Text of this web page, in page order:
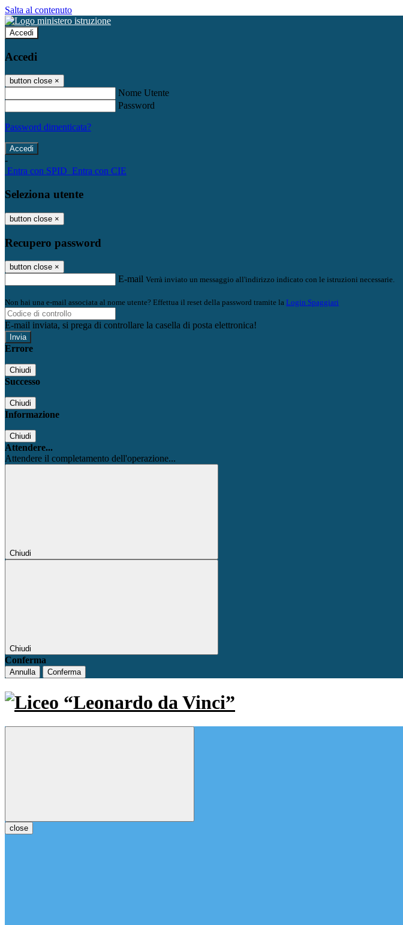
Salta al contenuto
Accedi
Accedi
button close ×
Nome Utente
Password
Password dimenticata?
-
Entra con SPID Entra con CIE
Seleziona utente
button close ×
Recupero password
button close ×
E-mail Verrà inviato un messaggio all'indirizzo indicato con le istruzioni necessarie.
Non hai una e-mail associata al nome utente? Effettua il reset della password tramite la Login Spaggiari
E-mail inviata, si prega di controllare la casella di posta elettronica!
Errore
Chiudi
Successo
Chiudi
Informazione
Chiudi
Attendere...
Attendere il completamento dell'operazione...
Chiudi
Chiudi
Conferma
Annulla Conferma
close